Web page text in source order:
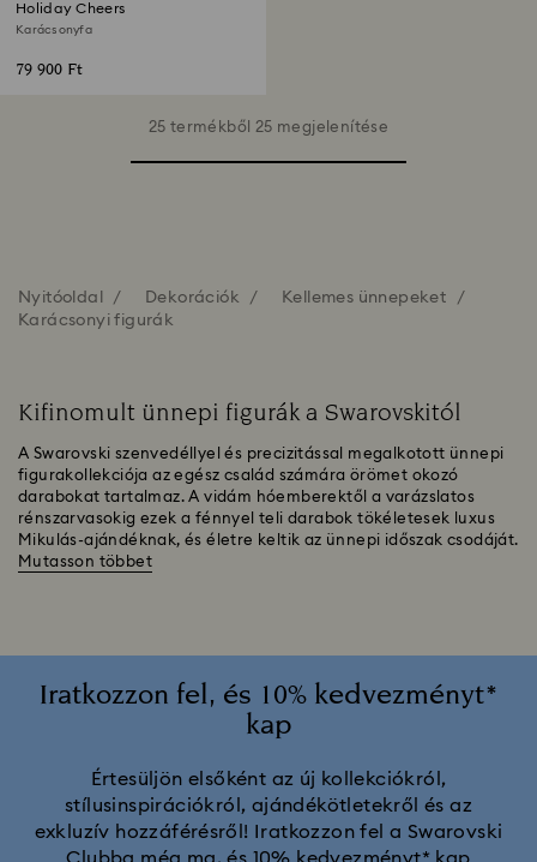
Holiday Cheers
Karácsonyfa
79 900 Ft
25 termékből 25 megjelenítése
Nyitóoldal Dekorációk
Kellemes ünnepeket
Karácsonyi figurák
Kifinomult ünnepi figurák a Swarovskitól
A Swarovski szenvedéllyel és precizitással megalkotott ünnepi
figurakollekciója az egész család számára örömet okozó
darabokat tartalmaz. A vidám hóemberektől a varázslatos
rénszarvasokig ezek a fénnyel teli darabok tökéletesek luxus
Mikulás-ajándéknak, és életre keltik az ünnepi időszak csodáját.
Mutasson többet
Iratkozzon fel, és 10% kedvezményt*
kap
Értesüljön elsőként az új kollekciókról,
stílusinspirációkról, ajándékötletekről és az
exkluzív hozzáférésről! Iratkozzon fel a Swarovski